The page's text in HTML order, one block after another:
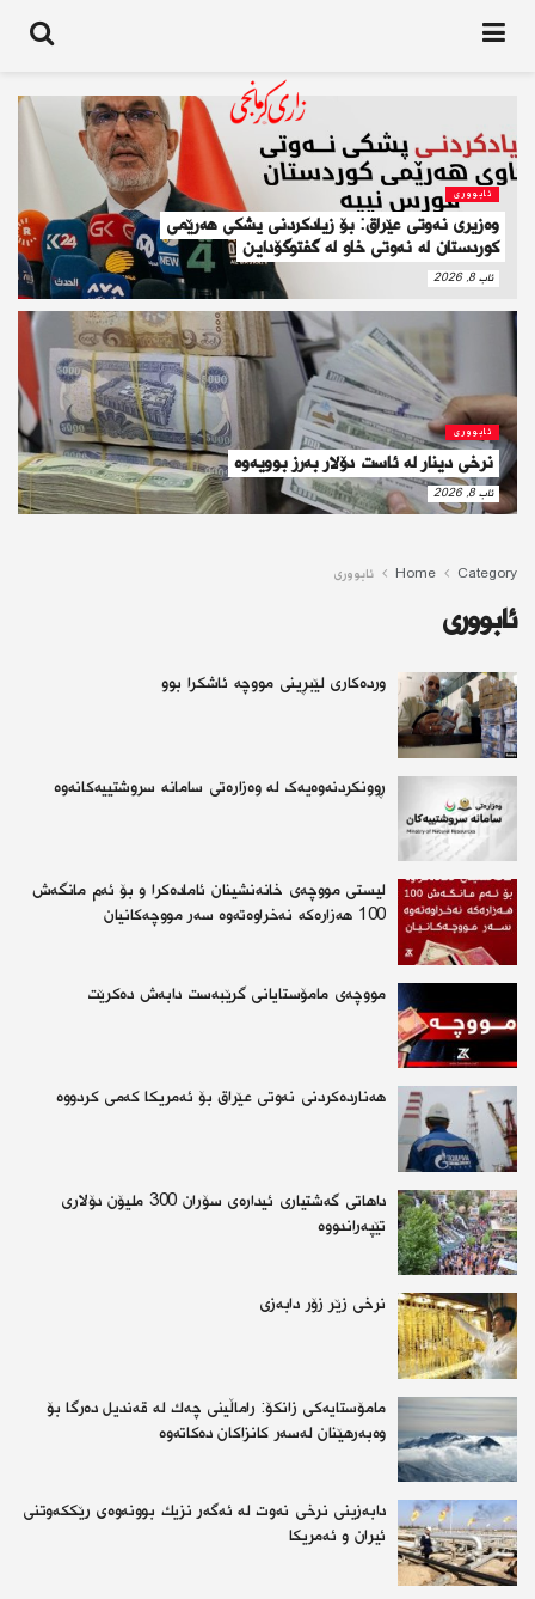
ئابوورى
وەزیری نەوتی عێراق: بۆ زیادکردنی پشکی هەرێمی
کوردستان لە نەوتی خاو لە گفتوگۆداین
ئاب 8, 2026
ئابوورى
نرخی دینار لە ئاست دۆلار بەرز بوویەوە
ئاب 8, 2026
Home Category ئابوورى
ئابوورى
وردەكاری لێبڕینی مووچە ئاشكرا بوو
ڕوونکردنەوەیەک لە وەزارەتی سامانە سروشتییەکانەوە
لیستی مووچەی خانەنشینان ئامادەكرا و بۆ ئەم مانگەش
100 هەزارەكە نەخراوەتەوە سەر مووچەکانیان
مووچەی مامۆستایانی گرێبەست دابەش دەكرێت
هەناردەکردنی نەوتی عێراق بۆ ئەمریکا کەمی کردووە
داهاتی گەشتیاری ئیدارەی سۆران 300 ملیۆن دۆلاری
تێپەراندووە
نرخی زێر زۆر دابەزی
مامۆستایەكی زانكۆ: راماڵینی چەك لە قەندیل دەرگا بۆ
وەبەرهێنان لەسەر كانزاكان دەكاتەوە
دابەزینی نرخی نەوت لە ئەگەر نزیك بوونەوەی رێككەوتنی
ئیران و ئەمریكا